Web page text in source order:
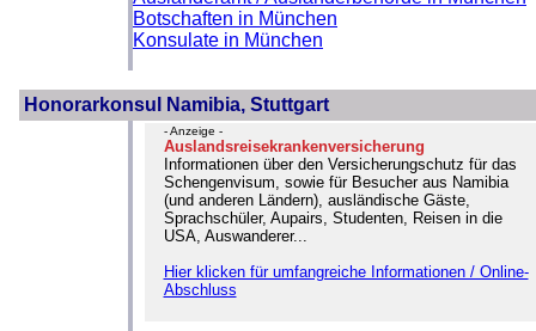
Botschaften in München
Konsulate in München
Honorarkonsul Namibia, Stuttgart
- Anzeige -
Auslandsreisekrankenversicherung
Informationen über den Versicherungschutz für das
Schengenvisum, sowie für Besucher aus Namibia
(und anderen Ländern), ausländische Gäste,
Sprachschüler, Aupairs, Studenten, Reisen in die
USA, Auswanderer...
Hier klicken für umfangreiche Informationen / Online-
Abschluss